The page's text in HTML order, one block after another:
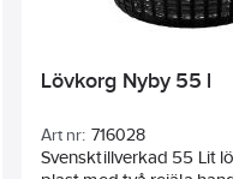
Lövkorg Nyby 55 l
Art nr: 716028
Svensktillverkad 55 Lit